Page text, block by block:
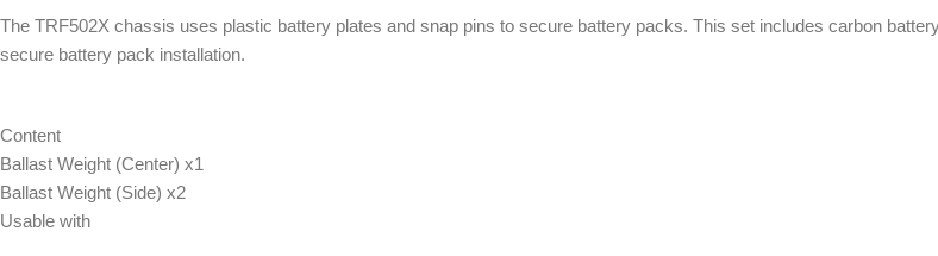
The TRF502X chassis uses plastic battery plates and snap pins to secure battery packs. This set includes carbon
secure battery pack installation.
Content
Ballast Weight (Center) x1
Ballast Weight (Side) x2
Usable with